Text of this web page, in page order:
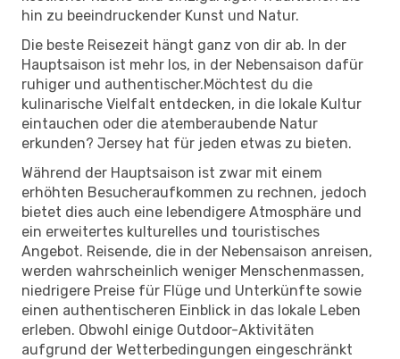
hin zu beeindruckender Kunst und Natur.
Die beste Reisezeit hängt ganz von dir ab. In der
Hauptsaison ist mehr los, in der Nebensaison dafür
ruhiger und authentischer.Möchtest du die
kulinarische Vielfalt entdecken, in die lokale Kultur
eintauchen oder die atemberaubende Natur
erkunden? Jersey hat für jeden etwas zu bieten.
Während der Hauptsaison ist zwar mit einem
erhöhten Besucheraufkommen zu rechnen, jedoch
bietet dies auch eine lebendigere Atmosphäre und
ein erweitertes kulturelles und touristisches
Angebot. Reisende, die in der Nebensaison anreisen,
werden wahrscheinlich weniger Menschenmassen,
niedrigere Preise für Flüge und Unterkünfte sowie
einen authentischeren Einblick in das lokale Leben
erleben. Obwohl einige Outdoor-Aktivitäten
aufgrund der Wetterbedingungen eingeschränkt